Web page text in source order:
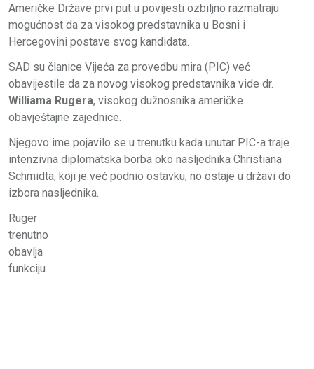
Američke Države prvi put u povijesti ozbiljno razmatraju
mogućnost da za visokog predstavnika u Bosni i
Hercegovini postave svog kandidata.
SAD su članice Vijeća za provedbu mira (PIC) već
obavijestile da za novog visokog predstavnika vide dr.
Williama Rugera, visokog dužnosnika američke
obavještajne zajednice.
Njegovo ime pojavilo se u trenutku kada unutar PIC-a traje
intenzivna diplomatska borba oko nasljednika Christiana
Schmidta, koji je već podnio ostavku, no ostaje u državi do
izbora nasljednika.
Ruger
trenutno
obavlja
funkciju